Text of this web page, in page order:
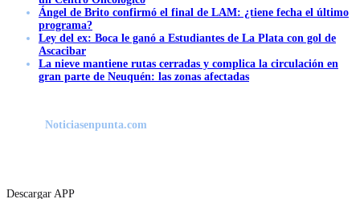
Ángel de Brito confirmó el final de LAM: ¿tiene fecha el último
programa?
Ley del ex: Boca le ganó a Estudiantes de La Plata con gol de
Ascacibar
La nieve mantiene rutas cerradas y complica la circulación en
gran parte de Neuquén: las zonas afectadas
Noticiasenpunta.com
Descargar APP